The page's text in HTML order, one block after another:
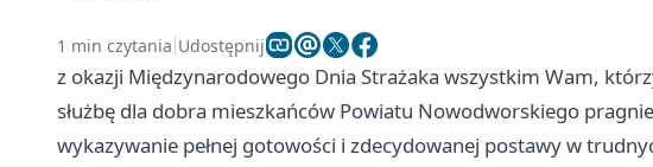
1 min czytania Udostępnij
z okazji Międzynarodowego Dnia Strażaka wszystkim Wam,
służbę dla dobra mieszkańców Powiatu Nowodworskiego
wykazywanie pełnej gotowości i zdecydowanej postawy w